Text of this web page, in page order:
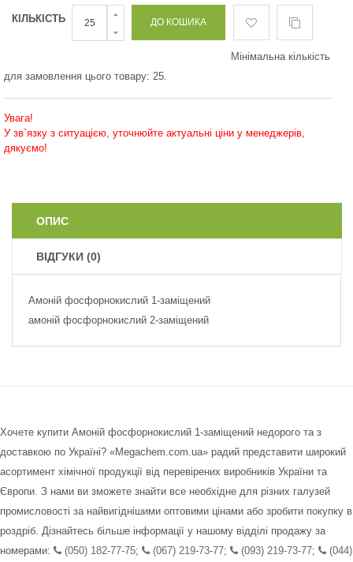
КІЛЬКІСТЬ
Мінімальна кількість
для замовлення цього товару: 25.
Увага!
У зв`язку з ситуацією, уточнюйте актуальні ціни у менеджерів,
дякуємо!
ОПИС
ВІДГУКИ (0)
Амоній фосфорнокислий 1-заміщений
амоній фосфорнокислий 2-заміщений
Хочете купити Амоній фосфорнокислий 1-заміщений недорого та з
доставкою по Україні? «Megachem.com.ua» радий представити широкий
асортимент хімічної продукції від перевірених виробників України та
Європи. З нами ви зможете знайти все необхідне для різних галузей
промисловості за найвигіднішими оптовими цінами або зробити покупку в
роздріб. Дізнайтесь більше інформації у нашому відділі продажу за
номерами:
(050) 182-77-75; (067) 219-73-77; (093) 219-73-77;
(044)